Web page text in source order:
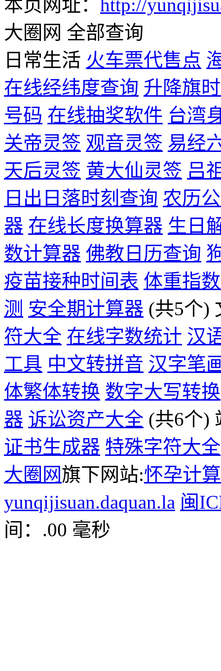
本页网址： http://
大圈网 全部查询
日常生活 火车票代售点
在线经纬度查询 升降旗
号码 在线抽奖软件 台湾
关帝灵签 观音灵签 易经
天后灵签 黄大仙灵签 吕
日出日落时刻查询 农历
器 在线长度换算器 生日
数计算器 佛教日历查询
疫苗接种时间表 体重指
测 安全期计算器 (共5个)
符大全 在线字数统计 汉
工具 中文转拼音 汉字笔
体繁体转换 数字大写转换
器 诉讼资产大全 (共6个)
证书生成器 特殊字符大全
大圈网旗下网站:怀孕计
yunqijisuan.daquan.la 闽
间：.00 毫秒